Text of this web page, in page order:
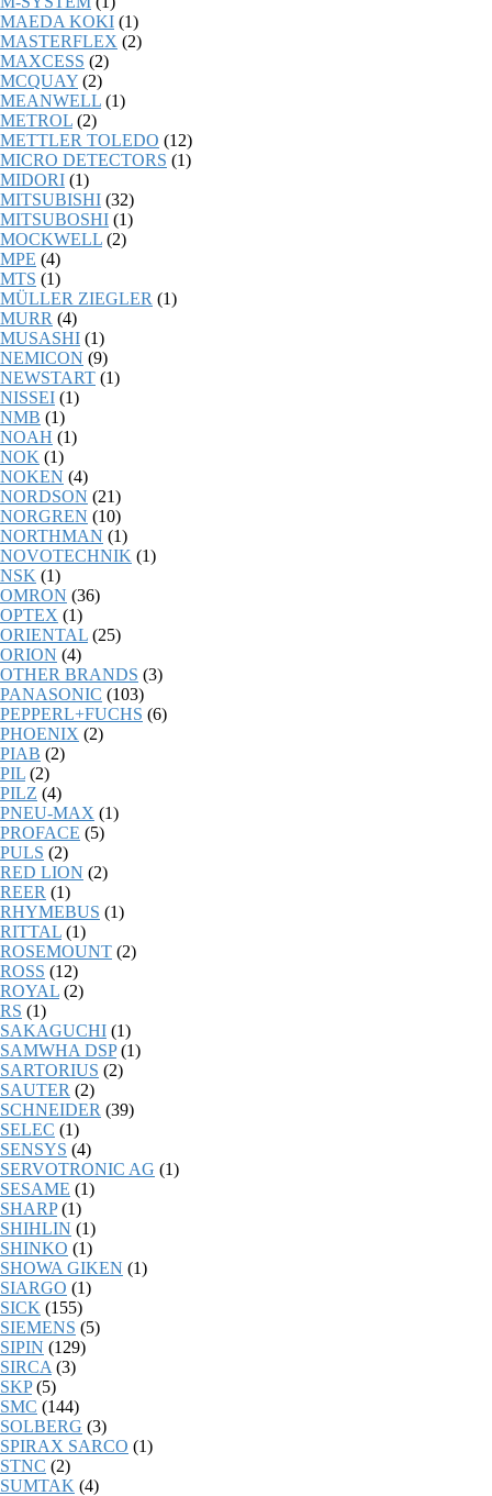
MAEDA KOKI (1)
MASTERFLEX (2)
MAXCESS (2)
MCQUAY (2)
MEANWELL (1)
METROL (2)
METTLER TOLEDO (12)
MICRO DETECTORS (1)
MIDORI (1)
MITSUBISHI (32)
MITSUBOSHI (1)
MOCKWELL (2)
MPE (4)
MTS (1)
MÜLLER ZIEGLER (1)
MURR (4)
MUSASHI (1)
NEMICON (9)
NEWSTART (1)
NISSEI (1)
NMB (1)
NOAH (1)
NOK (1)
NOKEN (4)
NORDSON (21)
NORGREN (10)
NORTHMAN (1)
NOVOTECHNIK (1)
NSK (1)
OMRON (36)
OPTEX (1)
ORIENTAL (25)
ORION (4)
OTHER BRANDS (3)
PANASONIC (103)
PEPPERL+FUCHS (6)
PHOENIX (2)
PIAB (2)
PIL (2)
PILZ (4)
PNEU-MAX (1)
PROFACE (5)
PULS (2)
RED LION (2)
REER (1)
RHYMEBUS (1)
RITTAL (1)
ROSEMOUNT (2)
ROSS (12)
ROYAL (2)
RS (1)
SAKAGUCHI (1)
SAMWHA DSP (1)
SARTORIUS (2)
SAUTER (2)
SCHNEIDER (39)
SELEC (1)
SENSYS (4)
SERVOTRONIC AG (1)
SESAME (1)
SHARP (1)
SHIHLIN (1)
SHINKO (1)
SHOWA GIKEN (1)
SIARGO (1)
SICK (155)
SIEMENS (5)
SIPIN (129)
SIRCA (3)
SKP (5)
SMC (144)
SOLBERG (3)
SPIRAX SARCO (1)
STNC (2)
SUMTAK (4)